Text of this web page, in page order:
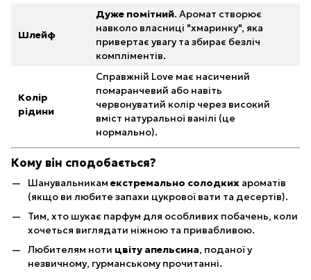
Шлейф
Дуже помітний. Аромат створює
навколо власниці "хмаринку", яка
привертає увагу та збирає безліч
компліментів.
Колір
рідини
Справжній Love має насичений
помаранчевий або навіть
червонуватий колір через високий
вміст натуральної ванілі (це
нормально).
Кому він сподобається?
Шанувальникам екстремально солодких ароматів
(якщо ви любите запахи цукрової вати та десертів).
Тим, хто шукає парфум для особливих побачень, коли
хочеться виглядати ніжною та привабливою.
Любителям ноти цвіту апельсина, поданої у
незвичному, гурманському прочитанні.